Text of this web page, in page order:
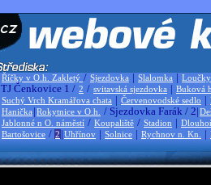
Říčky v O.h. Zakletý / Sjezdovka | Slalomka | Loučky
TJ Čenkovice 1 / 2 / svitavská sjezdovka | Buková
Suchý Vrch Kramářova chata | Červenovodské sedlo |
Hanička |Rokytnice v O.h. / Sjezdovka Farák / 2|
Jablonné n O. náměstí / Koupaliště / Stadion |
Bartošovice / 2 |Uhřínov | Solnice | Rychnov n. Kn. |